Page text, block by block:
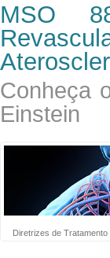
MSO
Conheça
Einstein
Diretrizes de